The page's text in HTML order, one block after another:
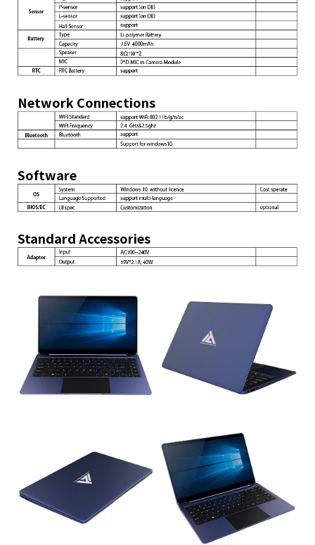
Network Connections
Software
Standard Accessories